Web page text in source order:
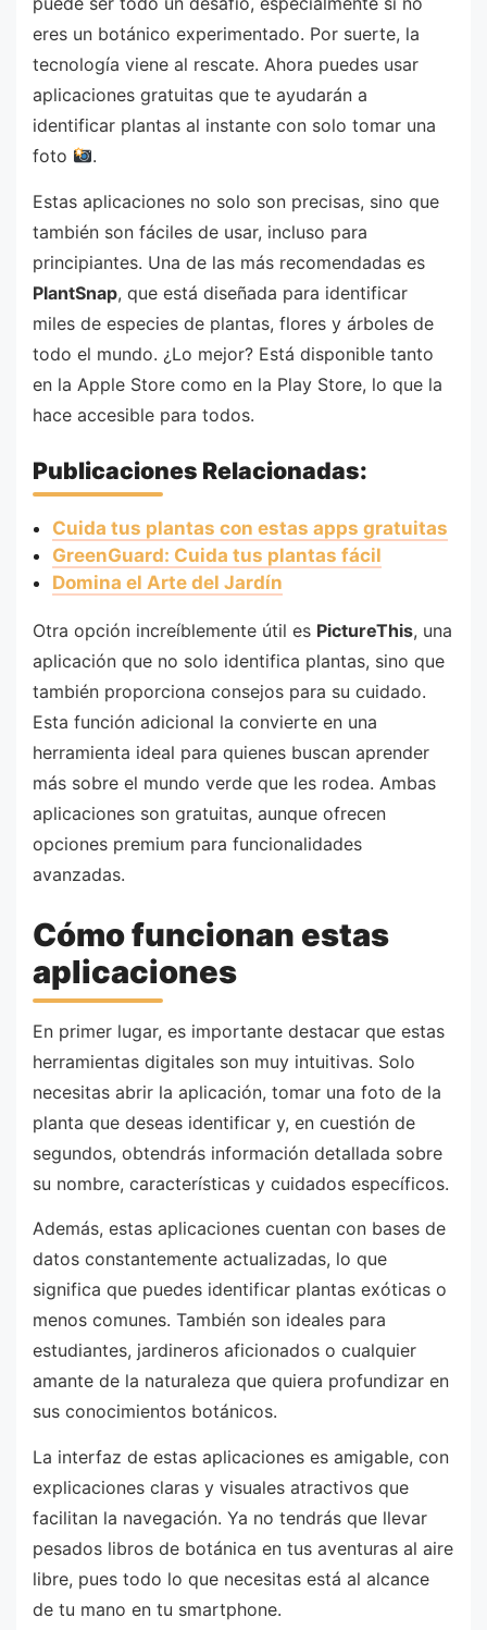
eres un botánico experimentado. Por suerte, la
tecnología viene al rescate. Ahora puedes usar
aplicaciones gratuitas que te ayudarán a
identificar plantas al instante con solo tomar una
foto
.
Estas aplicaciones no solo son precisas, sino que
también son fáciles de usar, incluso para
principiantes. Una de las más recomendadas es
PlantSnap, que está diseñada para identificar
miles de especies de plantas, flores y árboles de
todo el mundo. ¿Lo mejor? Está disponible tanto
en la Apple Store como en la Play Store, lo que la
hace accesible para todos.
Publicaciones Relacionadas:
Cuida tus plantas con estas apps gratuitas
GreenGuard: Cuida tus plantas fácil
Domina el Arte del Jardín
Otra opción increíblemente útil es PictureThis, una
aplicación que no solo identifica plantas, sino que
también proporciona consejos para su cuidado.
Esta función adicional la convierte en una
herramienta ideal para quienes buscan aprender
más sobre el mundo verde que les rodea. Ambas
aplicaciones son gratuitas, aunque ofrecen
opciones premium para funcionalidades
avanzadas.
Cómo funcionan estas
aplicaciones
En primer lugar, es importante destacar que estas
herramientas digitales son muy intuitivas. Solo
necesitas abrir la aplicación, tomar una foto de la
planta que deseas identificar y, en cuestión de
segundos, obtendrás información detallada sobre
su nombre, características y cuidados específicos.
Además, estas aplicaciones cuentan con bases de
datos constantemente actualizadas, lo que
significa que puedes identificar plantas exóticas o
menos comunes. También son ideales para
estudiantes, jardineros aficionados o cualquier
amante de la naturaleza que quiera profundizar en
sus conocimientos botánicos.
La interfaz de estas aplicaciones es amigable, con
explicaciones claras y visuales atractivos que
facilitan la navegación. Ya no tendrás que llevar
pesados libros de botánica en tus aventuras al aire
libre, pues todo lo que necesitas está al alcance
de tu mano en tu smartphone.